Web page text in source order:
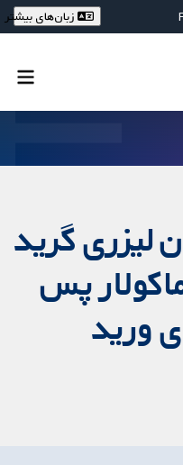
زبان‌های بیشتر
لیزری گرید
پس
ورید